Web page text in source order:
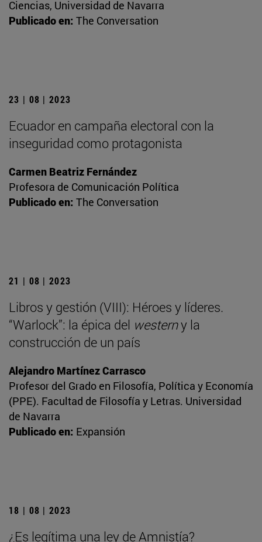
Ciencias, Universidad de Navarra
Publicado en: The Conversation
23 | 08 | 2023
Ecuador en campaña electoral con la
inseguridad como protagonista
Carmen Beatriz Fernández
Profesora de Comunicación Política
Publicado en: The Conversation
21 | 08 | 2023
Libros y gestión (VIII): Héroes y líderes.
“Warlock”: la épica del westerny la
construcción de un país
Alejandro Martínez Carrasco
Profesor del Grado en Filosofía, Política y Economía
(PPE). Facultad de Filosofía y Letras. Universidad
de Navarra
Publicado en: Expansión
18 | 08 | 2023
¿Es legítima una ley de Amnistía?